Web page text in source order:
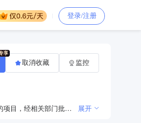
登录/注册
销售、安装：计算机、软件、辅助设备及电子产品、LED显示屏设备、视频监控设备、网络综合布线、门禁、道闸（依法须经批准的项目，经相关部门批准后方可开展经营活动）** 展开
取消收藏 监控